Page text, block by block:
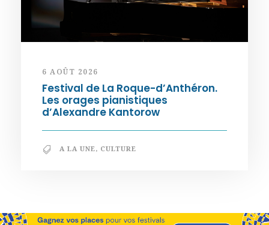
6 AOÛT 2026
Festival de La Roque-d’Anthéron.
Les orages pianistiques
d’Alexandre Kantorow
A LA UNE, CULTURE